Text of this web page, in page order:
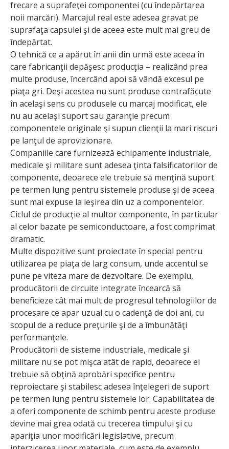
frecare a suprafeţei componentei (cu îndepărtarea
noii marcări). Marcajul real este adesea gravat pe
suprafaţa capsulei şi de aceea este mult mai greu de
îndepărtat.
O tehnică ce a apărut în anii din urmă este aceea în
care fabricanţii depăşesc producţia – realizând prea
multe produse, încercând apoi să vândă excesul pe
piaţa gri. Deşi acestea nu sunt produse contrafăcute
în acelaşi sens cu produsele cu marcaj modificat, ele
nu au acelaşi suport sau garanţie precum
componentele originale şi supun clienţii la mari riscuri
pe lanţul de aprovizionare.
Companiile care furnizează echipamente industriale,
medicale şi militare sunt adesea ţinta falsificatorilor de
componente, deoarece ele trebuie să menţină suport
pe termen lung pentru sistemele produse şi de aceea
sunt mai expuse la ieşirea din uz a componentelor.
Ciclul de producţie al multor componente, în particular
al celor bazate pe semiconductoare, a fost comprimat
dramatic.
Multe dispozitive sunt proiectate în special pentru
utilizarea pe piaţa de larg consum, unde accentul se
pune pe viteza mare de dezvoltare. De exemplu,
producătorii de circuite integrate încearcă să
beneficieze cât mai mult de progresul tehnologiilor de
procesare ce apar uzual cu o cadenţă de doi ani, cu
scopul de a reduce preţurile şi de a îmbunătăţi
performanţele.
Producătorii de sisteme industriale, medicale şi
militare nu se pot mişca atât de rapid, deoarece ei
trebuie să obţină aprobări specifice pentru
reproiectare şi stabilesc adesea înţelegeri de suport
pe termen lung pentru sistemele lor. Capabilitatea de
a oferi componente de schimb pentru aceste produse
devine mai grea odată cu trecerea timpului şi cu
apariţia unor modificări legislative, precum